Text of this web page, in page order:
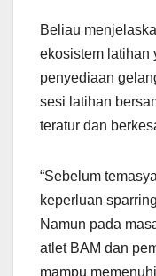
Beliau
ekosistem latihan
penyediaan
sesi latihan
teratur dan
“Sebelum
keperluan
Namun pada
atlet BAM dan
mampu